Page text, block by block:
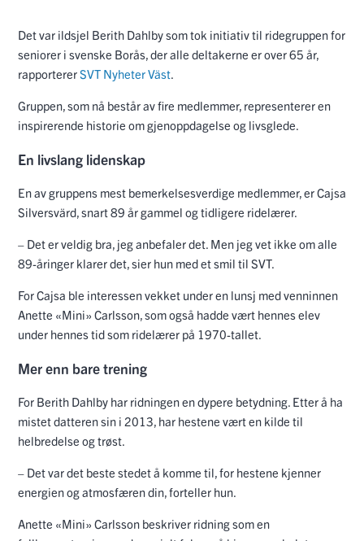
Det var ildsjel Berith Dahlby som tok initiativ til ridegruppen for
seniorer i svenske Borås, der alle deltakerne er over 65 år,
rapportererSVT Nyheter Väst.
Gruppen, som nå består av fire medlemmer, representerer en
inspirerende historie om gjenoppdagelse og livsglede.
En livslang lidenskap
En av gruppens mest bemerkelsesverdige medlemmer, er Cajsa
Silversvärd, snart 89 år gammel og tidligere ridelærer.
– Det er veldig bra, jeg anbefaler det. Men jeg vet ikke om alle
89-åringer klarer det, sier hun med et smil til SVT.
For Cajsa ble interessen vekket under en lunsj med venninnen
Anette «Mini» Carlsson, som også hadde vært hennes elev
under hennes tid som ridelærer på 1970-tallet.
Mer enn bare trening
For Berith Dahlby har ridningen en dypere betydning. Etter å ha
mistet datteren sin i 2013, har hestene vært en kilde til
helbredelse og trøst.
– Det var det beste stedet å komme til, for hestene kjenner
energien og atmosfæren din, forteller hun.
Anette «Mini» Carlsson beskriver ridning som en